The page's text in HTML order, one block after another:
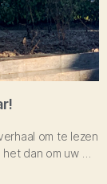
om te lezen
dan om uw …